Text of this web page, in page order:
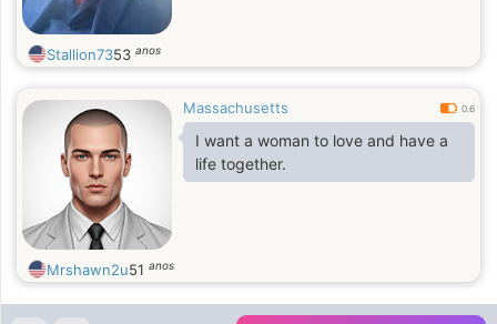
Stallion7353 anos
Massachusetts 0.6
I want a woman to love and have a
life together.
Mrshawn2u51 anos